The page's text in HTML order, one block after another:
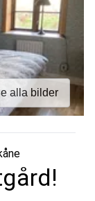
alla bilder